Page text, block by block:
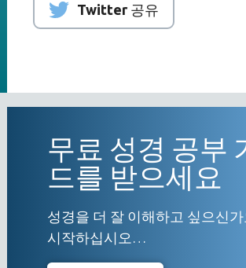
Twitter 공유
무료 성경 공부
드를 받으세요
성경을 더 잘 이해하고 싶으신가
시작하십시오…